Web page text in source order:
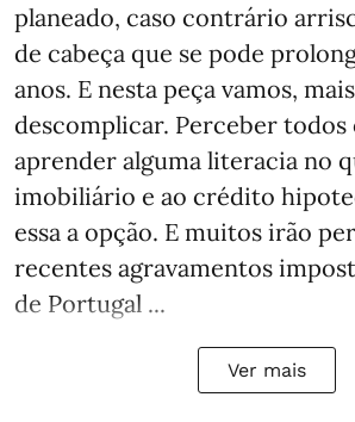
planeado, caso contrário
de cabeça que se pode
anos. E nesta peça vamos,
descomplicar. Perceber todos
aprender alguma literacia no
imobiliário e ao crédito
essa a opção. E muitos irão
recentes agravamentos
de Portugal ...
Ver mais